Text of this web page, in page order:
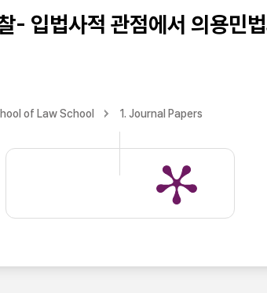
- 입법사적 관점에서 의용민
of Law School 1. Journal Papers